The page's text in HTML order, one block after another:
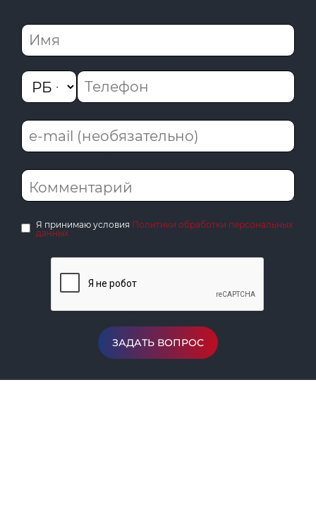
Я принимаю условия Политики обработки персональных
данных
ЗАДАТЬ ВОПРОС